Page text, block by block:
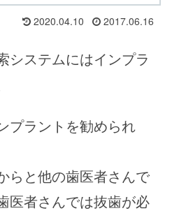
2020.04.10 2017.06.16
システムにはインプラ
プラントを勧められ
らと他の歯医者さんで
医者さんでは抜歯が必